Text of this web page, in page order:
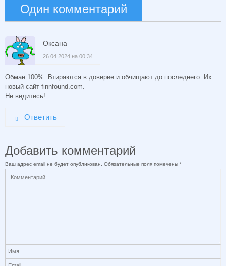
Один комментарий
Оксана
26.04.2024 на 00:34
Обман 100%. Втираются в доверие и обчищают до последнего. Их
новый сайт finnfound.com.
Не ведитесь!
Ответить
Добавить комментарий
Ваш адрес email не будет опубликован. Обязательные поля помечены *